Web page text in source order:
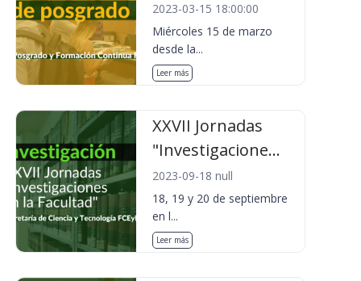
2023-03-15 18:00:00
Miércoles 15 de marzo
desde la...
Leer más
XXVII Jornadas
"Investigacione...
2023-09-18 null
18, 19 y 20 de septiembre
en l...
Leer más